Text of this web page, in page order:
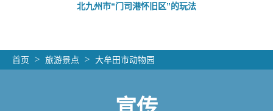
北九州市“门司港怀旧区”的玩法
首页 旅游景点 大牟田市动物园